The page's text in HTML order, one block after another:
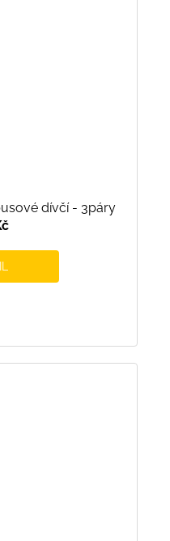
dívčí - 3páry